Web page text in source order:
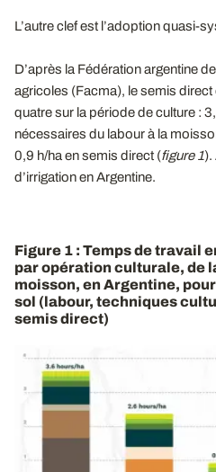
L’autre clef est l’adoption quasi-
D’après la Fédération argentine
agricoles (Facma), le semis
quatre sur la période de culture :
nécessaires du labour à la
0,9 h/ha en semis direct (figure 1).
d’irrigation en Argentine.
Figure 1 : Temps de travail
par opération culturale, de
moisson, en Argentine,
sol (labour, techniques
semis direct)